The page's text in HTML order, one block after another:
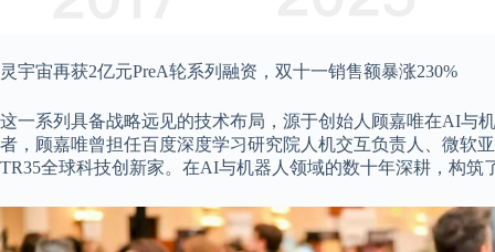
灵宇宙再获2亿元PreA轮系列融资，双十一销售额暴涨230%
这一系列具备战略远见的技术布局，源于创始人顾嘉唯在AI与
者，顾嘉唯曾担任百度深度学习研究院人机交互负责人、微软
TR35全球科技创新家。在AI与机器人领域的数十年深耕，构筑